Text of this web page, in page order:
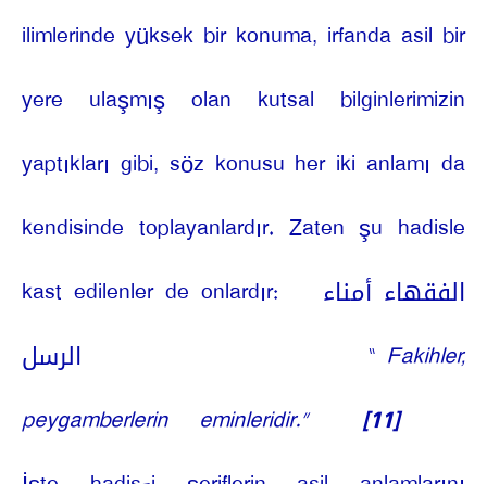
ilimlerinde yüksek bir konuma, irfanda asil bir
yere ulaşmış olan kutsal bilginlerimizin
yaptıkları gibi, söz konusu her iki anlamı da
kendisinde toplayanlardır. Zaten şu hadisle
kast edilenler de onlardır:
الفقهاء أمناء
الرسل
“ Fakihler,
peygamberlerin eminleridir.”
[11]